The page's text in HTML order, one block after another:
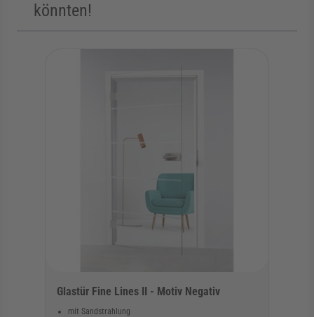
könnten!
Glastür Fine Lines II - Motiv Negativ
mit Sandstrahlung